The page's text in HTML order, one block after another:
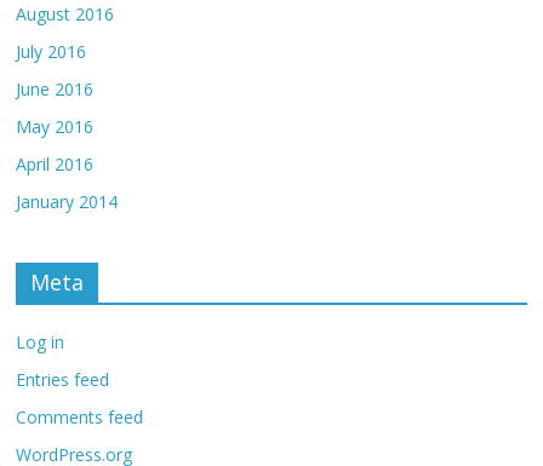
August 2016
July 2016
June 2016
May 2016
April 2016
January 2014
Meta
Log in
Entries feed
Comments feed
WordPress.org